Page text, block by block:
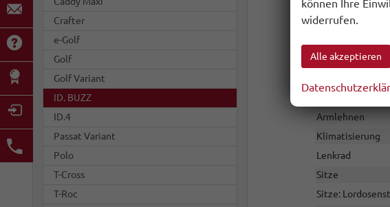
Fußgänger- und
Innen
Armlehnen
Klimatisierung
Lenkrad
Sitze
Sitze:
Crafter
e-Golf
Golf
Golf Variant
ID. BUZZ
ID.4
Passat Variant
Polo
T-Cross
T-Roc
können Ihre
widerrufen.
Alle akzeptieren